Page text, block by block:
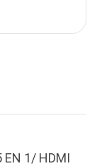
EN 1/ HDMI